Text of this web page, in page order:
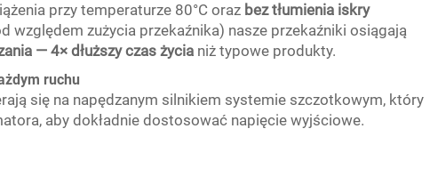
przy temperaturze 80°C oraz bez tłumienia iskry
względem zużycia przekaźnika) nasze przekaźniki osiągają
— 4× dłuższy czas życia niż typowe produkty.
ruchu
się na napędzanym silnikiem systemie szczotkowym, który
aby dokładnie dostosować napięcie wyjściowe.